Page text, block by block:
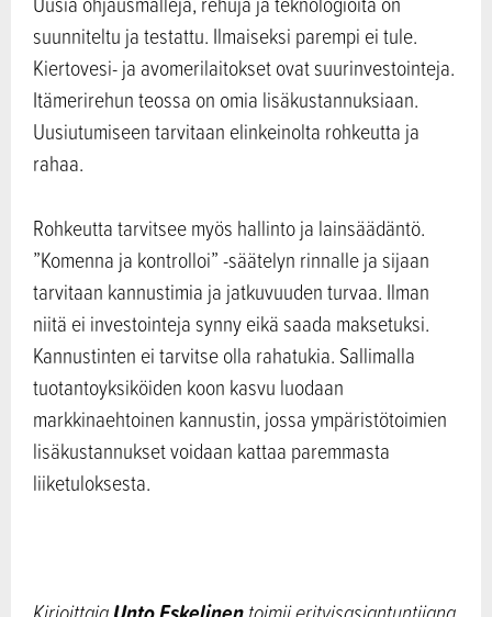
suunniteltu ja testattu. Ilmaiseksi parempi ei tule.
Kiertovesi- ja avomerilaitokset ovat suurinvestointeja.
Itämerirehun teossa on omia lisäkustannuksiaan.
Uusiutumiseen tarvitaan elinkeinolta rohkeutta ja
rahaa.
Rohkeutta tarvitsee myös hallinto ja lainsäädäntö.
”Komenna ja kontrolloi” -säätelyn rinnalle ja sijaan
tarvitaan kannustimia ja jatkuvuuden turvaa. Ilman
niitä ei investointeja synny eikä saada maksetuksi.
Kannustinten ei tarvitse olla rahatukia. Sallimalla
tuotantoyksiköiden koon kasvu luodaan
markkinaehtoinen kannustin, jossa ympäristötoimien
lisäkustannukset voidaan kattaa paremmasta
liiketuloksesta.